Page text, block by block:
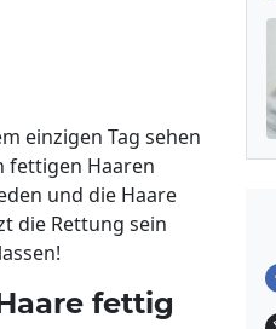
einzigen Tag sehen
fettigen Haaren
und die Haare
die Rettung sein
fettig